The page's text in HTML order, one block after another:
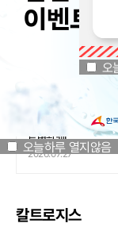
오늘하루 열지않음
오늘하루 열지않음
오
[인천국제공항공사 x
공항은 GREEN하게,
특별하게!
2026.07.27
칼트로지스